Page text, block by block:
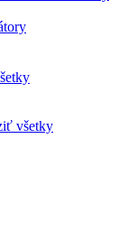
všetky